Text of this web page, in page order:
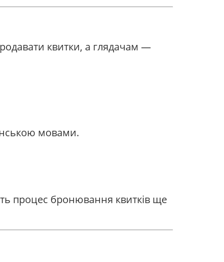
квитки, а глядачам —
мовами.
процес бронювання квитків ще